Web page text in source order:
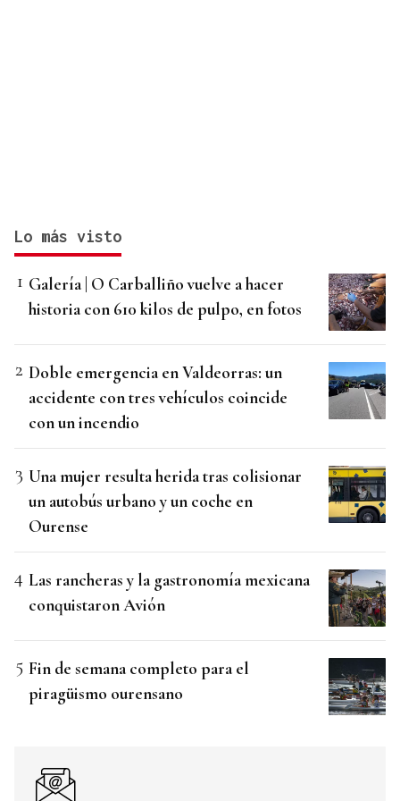
Lo más visto
Galería | O Carballiño vuelve a hacer
historia con 610 kilos de pulpo, en fotos
Doble emergencia en Valdeorras: un
accidente con tres vehículos coincide
con un incendio
Una mujer resulta herida tras colisionar
un autobús urbano y un coche en
Ourense
Las rancheras y la gastronomía mexicana
conquistaron Avión
Fin de semana completo para el
piragüismo ourensano